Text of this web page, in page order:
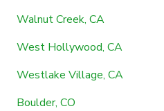
Walnut Creek, CA
West Hollywood, CA
Westlake Village, CA
Boulder, CO